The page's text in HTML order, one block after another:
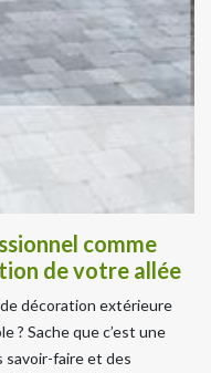
comme
de votre allée
décoration extérieure
? Sache que c’est une
faire et des